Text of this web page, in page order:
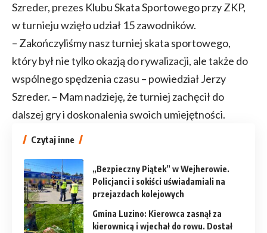
Szreder, prezes Klubu Skata Sportowego przy ZKP,
w turnieju wzięło udział 15 zawodników.
– Zakończyliśmy nasz turniej skata sportowego,
który był nie tylko okazją do rywalizacji, ale także do
wspólnego spędzenia czasu – powiedział Jerzy
Szreder. – Mam nadzieję, że turniej zachęcił do
dalszej gry i doskonalenia swoich umiejętności.
Czytaj inne
„Bezpieczny Piątek” w Wejherowie.
Policjanci i sokiści uświadamiali na
przejazdach kolejowych
Gmina Luzino: Kierowca zasnął za
kierownicą i wjechał do rowu. Dostał